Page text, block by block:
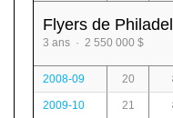
Flyers de
3 ans · 2 550 000 $
2008-09 20
2009-10 21